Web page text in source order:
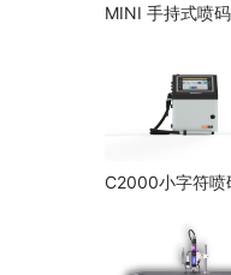
MINI 手持式喷
C2000小字符喷